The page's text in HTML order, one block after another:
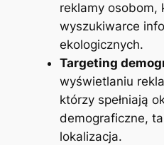
reklamy osobom,
wyszukiwarce
ekologicznych.
Targeting
wyświetlaniu
którzy spełniają
demograficzne,
lokalizacja.